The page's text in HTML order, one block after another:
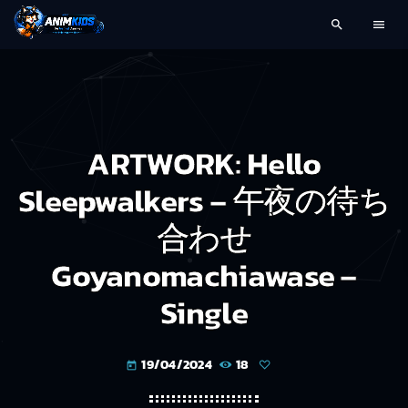
search menu
ARTWORK: Hello
Sleepwalkers – 午夜の待ち
合わせ
Goyanomachiawase –
Single
today 19/04/2024 18